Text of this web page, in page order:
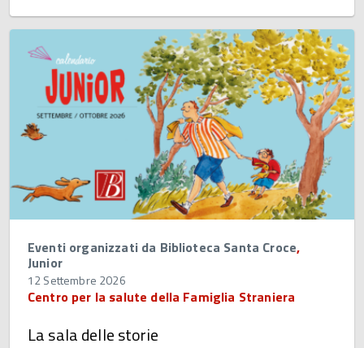
Eventi organizzati da Biblioteca Santa Croce,
Junior
12 Settembre 2026
Centro per la salute della Famiglia Straniera
La sala delle storie